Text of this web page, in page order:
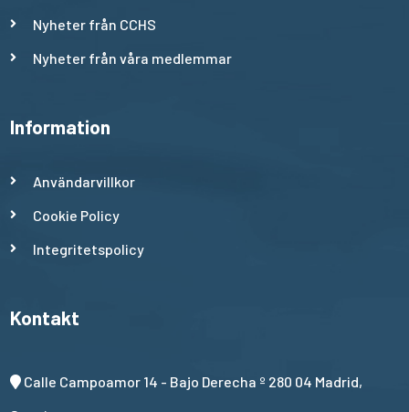
Nyheter från CCHS
Nyheter från våra medlemmar
Information
Användarvillkor
Cookie Policy
Integritetspolicy
Kontakt
Calle Campoamor 14 - Bajo Derecha º 280 04 Madrid,